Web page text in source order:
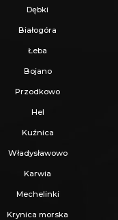
przystanek
możliwy
Dębki
Białogóra
Łeba
Bojano
Przodkowo
Hel
Kuźnica
Władysławowo
Karwia
Mechelinki
Krynica morska